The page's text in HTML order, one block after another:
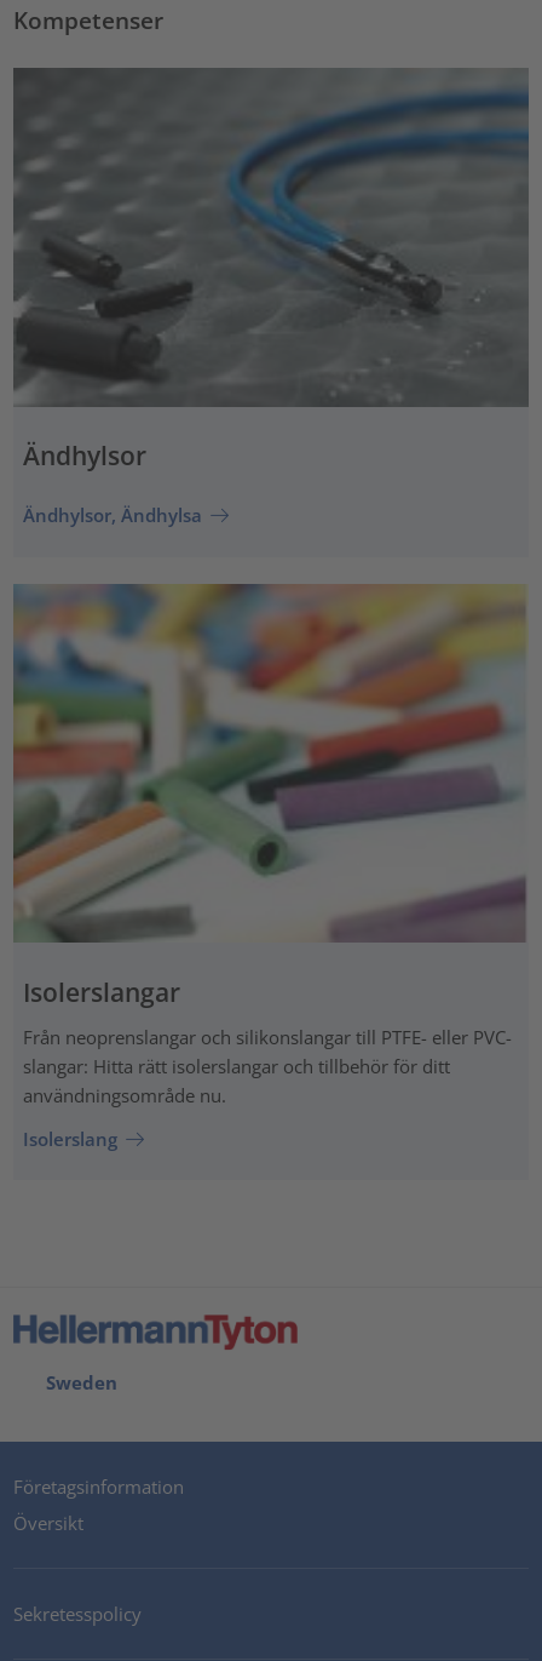
Kompetenser
Ändhylsor
Ändhylsor, Ändhylsa
Isolerslangar
Från neoprenslangar och silikonslangar till PTFE- eller PVC-
slangar: Hitta rätt isolerslangar och tillbehör för ditt
användningsområde nu.
Isolerslang
Sweden
Företagsinformation
Översikt
Sekretesspolicy